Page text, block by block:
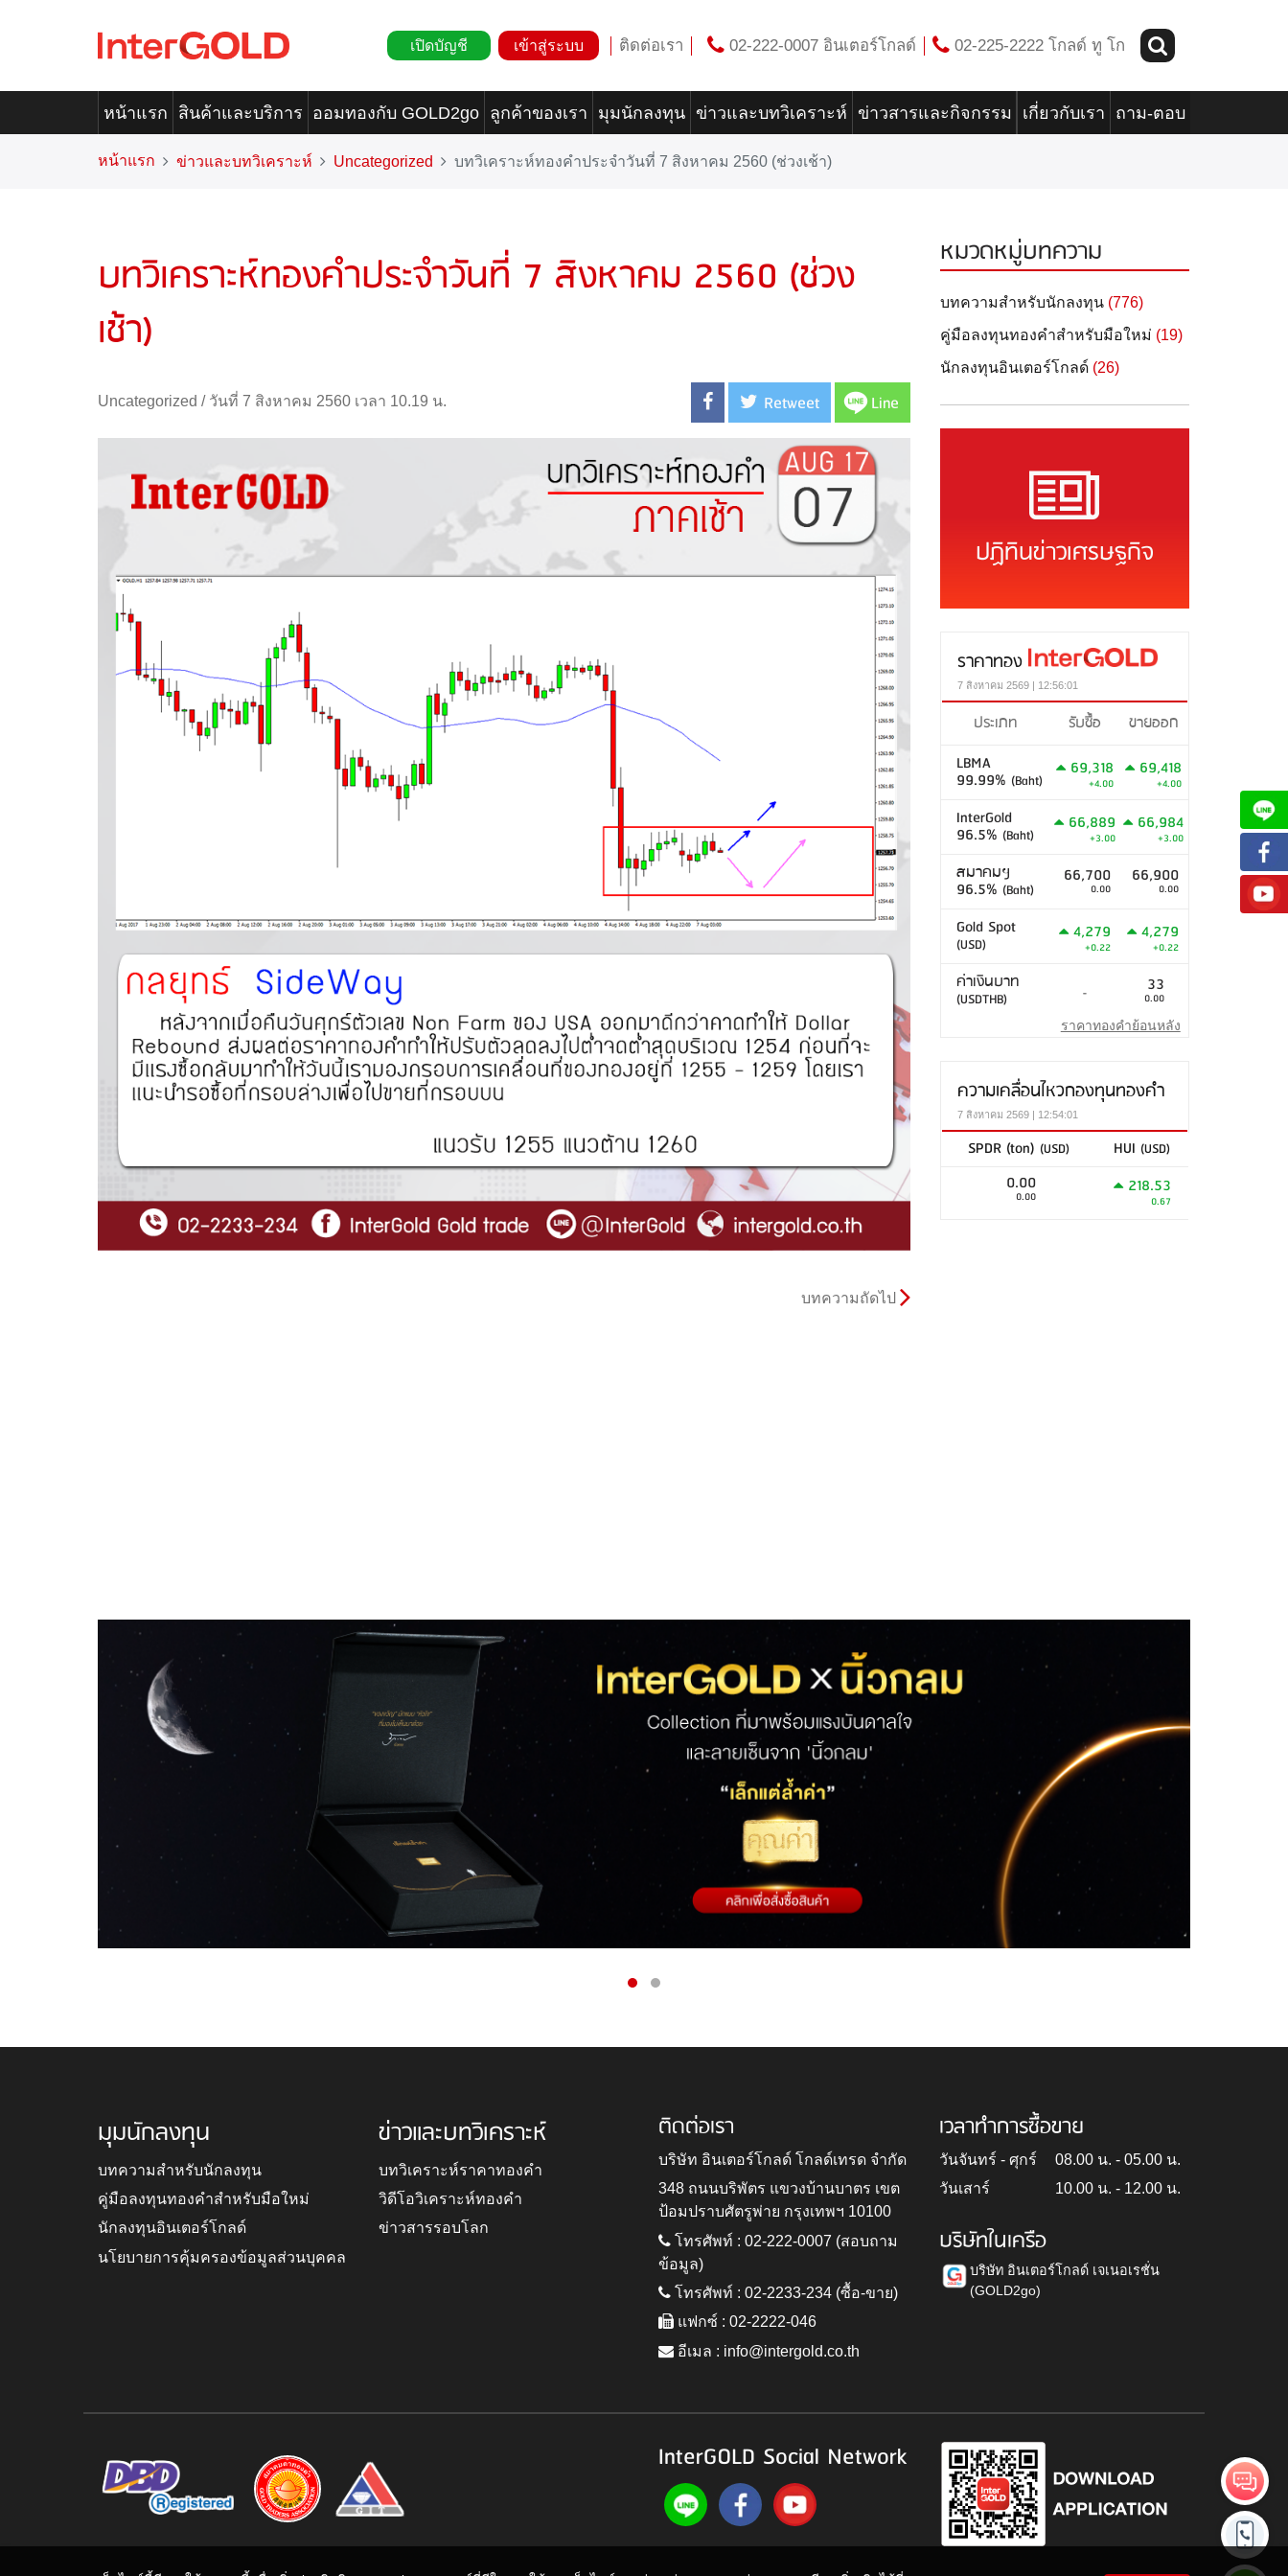
เปิดบัญชี เข้าสู่ระบบ ติดต่อเรา 02-222-0007 อินเตอร์โกลด์ 02-225-2222 โกลด์ ทู โก
หน้าแรก สินค้าและบริการ ออมทองกับ GOLD2go ลูกค้าของเรา มุมนักลงทุน ข่าวและบทวิเคราะห์ ข่าวสารและกิจกรรม เกี่ยวกับเรา ถาม-ตอบ
หน้าแรก ข่าวและบทวิเคราะห์ Uncategorized บทวิเคราะห์ทองคำประจำวันที่ 7 สิงหาคม 2560 (ช่วงเช้า)
บทวิเคราะห์ทองคำประจำวันที่ 7 สิงหาคม 2560 (ช่วง
เช้า)
Uncategorized / วันที่ 7 สิงหาคม 2560 เวลา 10.19 น. Retweet Line
บทความถัดไป
หมวดหมู่บทความ
บทความสำหรับนักลงทุน (776)
คู่มือลงทุนทองคำสำหรับมือใหม่ (19)
นักลงทุนอินเตอร์โกลด์ (26)
ปฏิทินข่าวเศรษฐกิจ
ราคาทอง
7 สิงหาคม 2569 | 12:56:01
ประเภท รับซื้อ
ขายออก
LBMA
99.99% (Baht)
69,318
+4.00
69,418
+4.00
InterGold
96.5% (Baht)
66,889
+3.00
66,984
+3.00
สมาคมฯ
96.5% (Baht)
66,700
0.00
66,900
0.00
Gold Spot
(USD)
4,279
+0.22
4,279
+0.22
ค่าเงินบาท
(USDTHB) - 33
0.00
ราคาทองคำย้อนหลัง
ความเคลื่อนไหวกองทุนทองคำ
7 สิงหาคม 2569 | 12:54:01
SPDR (ton) (USD) HUI (USD)
0.00
0.00 218.53
0.67
มุมนักลงทุน
บทความสำหรับนักลงทุน
คู่มือลงทุนทองคำสำหรับมือใหม่
นักลงทุนอินเตอร์โกลด์
นโยบายการคุ้มครองข้อมูลส่วนบุคคล
ข่าวและบทวิเคราะห์
บทวิเคราะห์ราคาทองคำ
วิดีโอวิเคราะห์ทองคำ
ข่าวสารรอบโลก
ติดต่อเรา
บริษัท อินเตอร์โกลด์ โกลด์เทรด จำกัด
348 ถนนบริพัตร แขวงบ้านบาตร เขต
ป้อมปราบศัตรูพ่าย กรุงเทพฯ 10100
โทรศัพท์ : 02-222-0007 (สอบถาม
ข้อมูล)
โทรศัพท์ : 02-2233-234 (ซื้อ-ขาย)
แฟกซ์ : 02-2222-046
อีเมล : info@intergold.co.th
เวลาทำการซื้อขาย
วันจันทร์ - ศุกร์
08.00 น. - 05.00 น.
วันเสาร์
10.00 น. - 12.00 น.
บริษัทในเครือ
บริษัท อินเตอร์โกลด์ เจเนอเรชั่น
(GOLD2go)
InterGOLD Social Network